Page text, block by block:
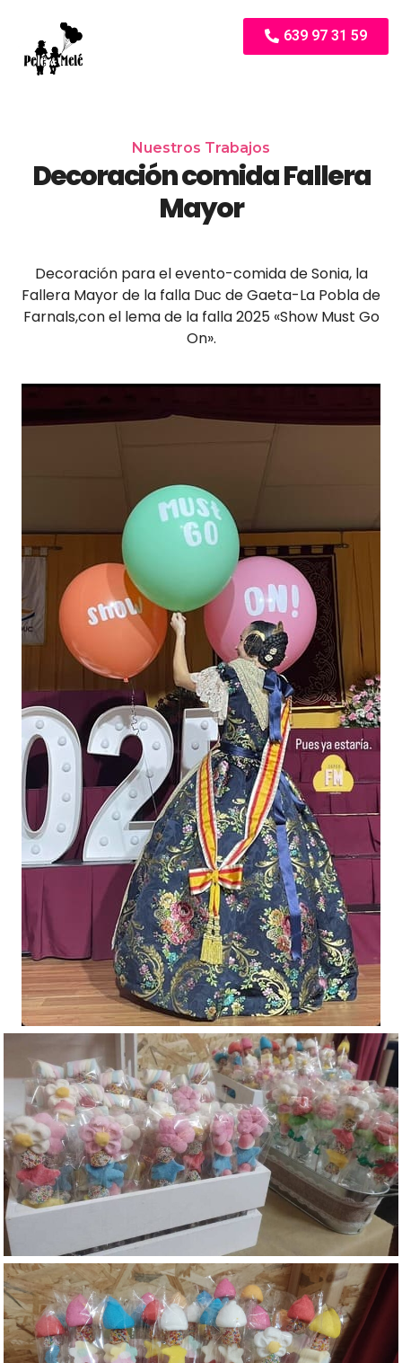
639 97 31 59
Nuestros Trabajos
Decoración comida Fallera
Mayor
Decoración para el evento-comida de Sonia, la
Fallera Mayor de la falla Duc de Gaeta-La Pobla de
Farnals,con el lema de la falla 2025 «Show Must Go
On».